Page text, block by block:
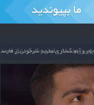
و آهنگسازی محمد سیحونی از